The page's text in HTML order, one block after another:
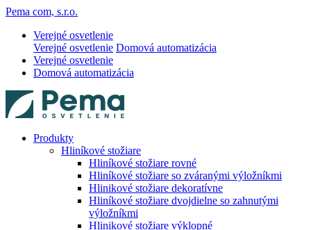
Pema com, s.r.o.
Verejné osvetlenie
Verejné osvetlenie Domová automatizácia
Verejné osvetlenie
Domová automatizácia
Produkty
Hliníkové stožiare
Hliníkové stožiare rovné
Hliníkové stožiare so zváranými výložníkmi
Hlinikové stožiare dekoratívne
Hliníkové stožiare dvojdielne so zahnutými
výložníkmi
Hlinikové stožiare výklopné